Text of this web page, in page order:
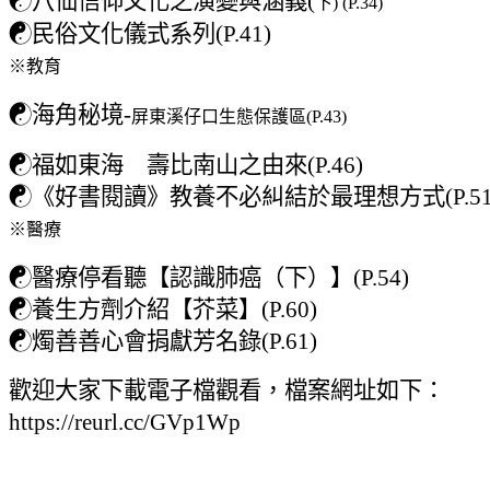
☯民俗文化儀式系列(P.41)
※教育
☯海角秘境-屏東溪仔口生態保護區(P.43)
☯福如東海 壽比南山之由來(P.46)
☯ 《好書閱讀》教養不必糾結於最理想方式
※醫療
☯醫療停看聽【認識肺癌（下）】(P.54)
☯養生方劑介紹【芥菜】(P.60)
☯燭善善心會捐獻芳名錄(P.61)
歡迎大家下載電子檔觀看，檔案網址如下：
https://reurl.cc/GVp1Wp